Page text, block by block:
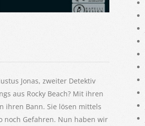
Jonas, zweiter Detektiv
aus Rocky Beach? Mit ihren
ihren Bann. Sie lösen mittels
noch Gefahren. Nun haben wir